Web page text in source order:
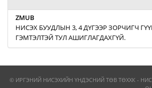
ZMUB
НИСЭХ БУУДЛЫН 3, 4 ДҮГЭЭР ЗОРЧИГЧ
ГЭМТЭЛТЭЙ ТУЛ АШИГЛАГДАХГҮЙ.
© ИРГЭНИЙ НИСЭХИЙН ҮНДЭСНИЙ ТӨВ ТӨХХК -